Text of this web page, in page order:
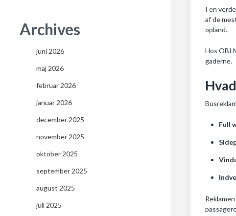
Archives
juni 2026
maj 2026
februar 2026
januar 2026
december 2025
november 2025
oktober 2025
september 2025
august 2025
juli 2025
I en
af de
opland.
Hos OBI
gaderne.
Full